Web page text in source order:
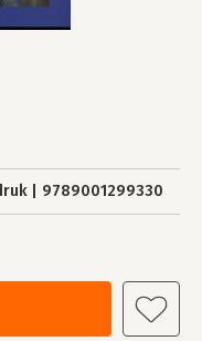
9789001299330